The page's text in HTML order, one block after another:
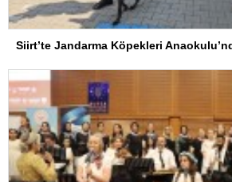
Siirt’te Jandarma Köpekleri